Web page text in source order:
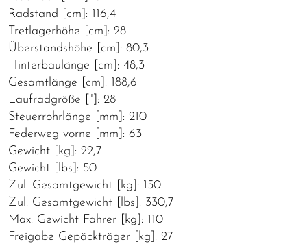
Radstand [cm]: 116,4
Tretlagerhöhe [cm]: 28
Überstandshöhe [cm]: 80,3
Hinterbaulänge [cm]: 48,3
Gesamtlänge [cm]: 188,6
Laufradgröße ["]: 28
Steuerrohrlänge [mm]: 210
Federweg vorne [mm]: 63
Gewicht [kg]: 22,7
Gewicht [lbs]: 50
Zul. Gesamtgewicht [kg]: 150
Zul. Gesamtgewicht [lbs]: 330,7
Max. Gewicht Fahrer [kg]: 110
Freigabe Gepäckträger [kg]: 27